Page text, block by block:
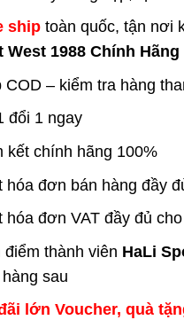
shiptoàn quốc, tận nơi
West 1988 Chính Hãng
COD – kiểm tra hàng
đổi 1 ngay
kết chính hãng 100%
hóa đơn bán hàng đầy
hóa đơn VAT đầy đủ
điểm thành viên HaLi
sau
lớn Voucher, quà